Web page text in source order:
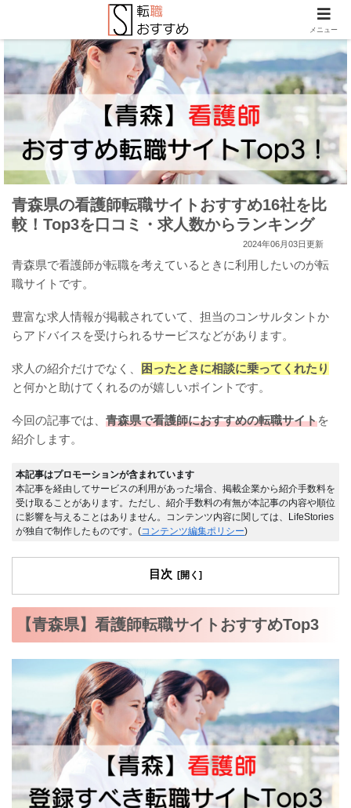
青森県の看護師転職サイトおすすめ16社を比
較！Top3を口コミ・求人数からランキング
2024年06月03日更新
青森県で看護師が転職を考えているときに利用したいのが転
職サイトです。
豊富な求人情報が掲載されていて、担当のコンサルタントか
らアドバイスを受けられるサービスなどがあります。
求人の紹介だけでなく、
困ったときに相談に乗ってくれたり
と何かと助けてくれるのが嬉しいポイントです。
今回の記事では、 青森県で看護師におすすめの転職サイトを
紹介します。
本記事はプロモーションが含まれています
本記事を経由してサービスの利用があった場合、掲載企業から紹介手数料を
受け取ることがあります。ただし、紹介手数料の有無が本記事の内容や順位
に影響を与えることはありません。コンテンツ内容に関しては、LifeStories
が独自で制作したものです。(コンテンツ編集ポリシー)
目次
【青森県】看護師転職サイトおすすめTop3
メニュー